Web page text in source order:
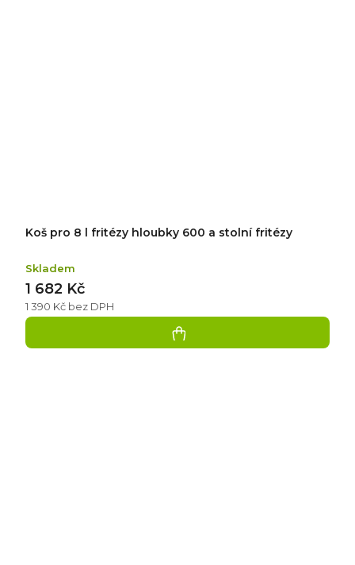
Koš pro 8 l fritézy hloubky 600 a stolní fritézy
Skladem
1 390 Kč bez DPH
1 682 Kč